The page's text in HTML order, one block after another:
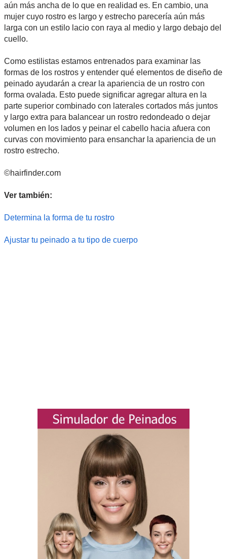
aún más ancha de lo que en realidad es. En cambio, una
mujer cuyo rostro es largo y estrecho parecería aún más
larga con un estilo lacio con raya al medio y largo debajo del
cuello.
Como estilistas estamos entrenados para examinar las
formas de los rostros y entender qué elementos de diseño de
peinado ayudarán a crear la apariencia de un rostro con
forma ovalada. Esto puede significar agregar altura en la
parte superior combinado con laterales cortados más juntos
y largo extra para balancear un rostro redondeado o dejar
volumen en los lados y peinar el cabello hacia afuera con
curvas con movimiento para ensanchar la apariencia de un
rostro estrecho.
©hairfinder.com
Ver también:
Determina la forma de tu rostro
Ajustar tu peinado a tu tipo de cuerpo